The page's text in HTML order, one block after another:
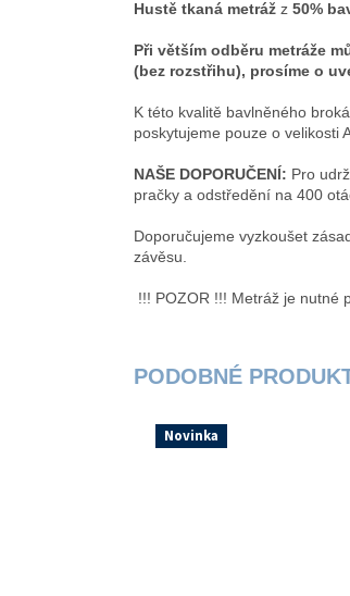
Hustě tkaná metráž z 50%
Při větším odběru metráže
(bez rozstřihu), prosíme o
K této kvalitě bavlněného
poskytujeme pouze o velikosti
NAŠE DOPORUČENÍ: Pro
pračky a
Doporučujeme vyzkoušet
závěsu.
!!! POZOR !!! Metráž je nutné
Novinka